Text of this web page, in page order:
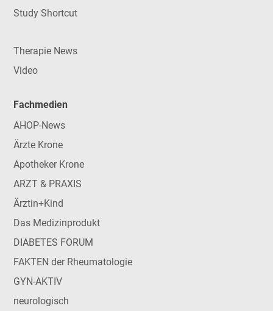
Study Shortcut
Therapie News
Video
Fachmedien
AHOP-News
Ärzte Krone
Apotheker Krone
ARZT & PRAXIS
Ärztin+Kind
Das Medizinprodukt
DIABETES FORUM
FAKTEN der Rheumatologie
GYN-AKTIV
neurologisch